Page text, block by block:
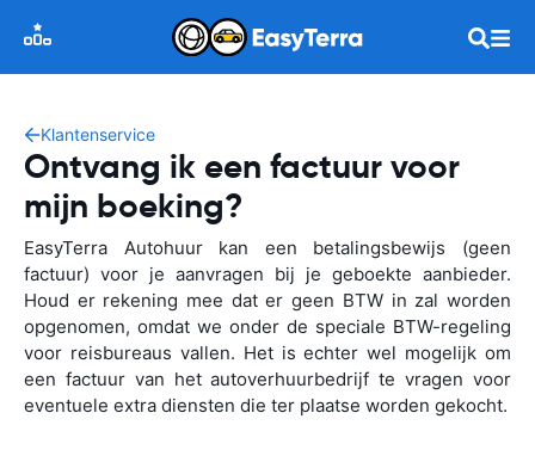
Klantenservice
Ontvang ik een factuur voor
mijn boeking?
EasyTerra Autohuur kan een betalingsbewijs (geen
factuur) voor je aanvragen bij je geboekte aanbieder.
Houd er rekening mee dat er geen BTW in zal worden
opgenomen, omdat we onder de speciale BTW-regeling
voor reisbureaus vallen. Het is echter wel mogelijk om
een factuur van het autoverhuurbedrijf te vragen voor
eventuele extra diensten die ter plaatse worden gekocht.